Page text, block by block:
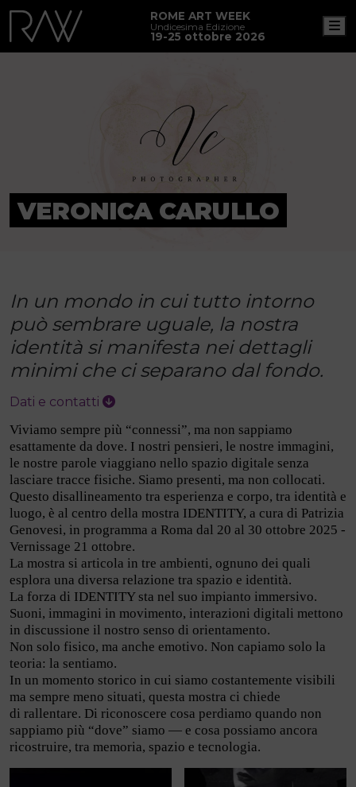
ROME ART WEEK
Undicesima Edizione
19-25 ottobre 2026
VERONICA CARULLO
In un mondo in cui tutto intorno
può sembrare uguale, la nostra
identità si manifesta nei dettagli
minimi che ci separano dal fondo.
Dati e contatti
Viviamo sempre più “connessi”, ma non sappiamo
esattamente da dove. I nostri pensieri, le nostre immagini,
le nostre parole viaggiano nello spazio digitale senza
lasciare tracce fisiche. Siamo presenti, ma non collocati.
Questo disallineamento tra esperienza e corpo, tra identità e
luogo, è al centro della mostra IDENTITY, a cura di Patrizia
Genovesi, in programma a Roma dal 20 al 30 ottobre 2025 -
Vernissage 21 ottobre.
La mostra si articola in tre ambienti, ognuno dei quali
esplora una diversa relazione tra spazio e identità.
La forza di IDENTITY sta nel suo impianto immersivo.
Suoni, immagini in movimento, interazioni digitali mettono
in discussione il nostro senso di orientamento.
Non solo fisico, ma anche emotivo. Non capiamo solo la
teoria: la sentiamo.
In un momento storico in cui siamo costantemente visibili
ma sempre meno situati, questa mostra ci chiede
di rallentare. Di riconoscere cosa perdiamo quando non
sappiamo più “dove” siamo — e cosa possiamo ancora
ricostruire, tra memoria, spazio e tecnologia.